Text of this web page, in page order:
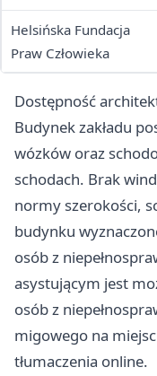
Helsińska Fundacja
Praw Człowieka
Dostępność
Budynek zakładu
wózków oraz
schodach. Brak
normy szerokości,
budynku
osób z
asystującym jest
osób z
migowego na
tłumaczenia online.